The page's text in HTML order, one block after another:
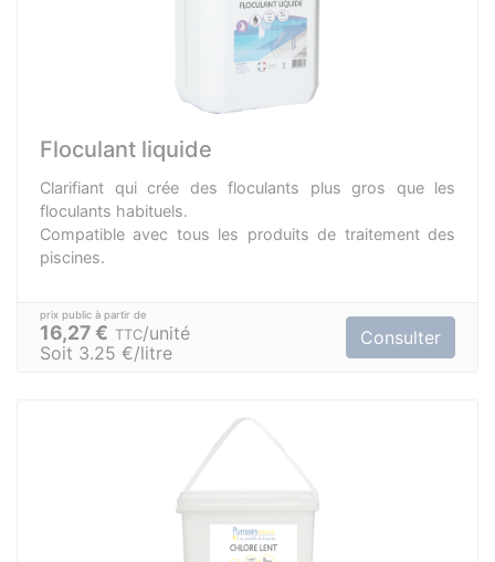
Floculant liquide
Clarifiant qui crée des floculants plus gros que les
floculants habituels.
Compatible avec tous les produits de traitement des
piscines.
16,27 € TTC unité
Soit 3.25 €/litre
Consulter